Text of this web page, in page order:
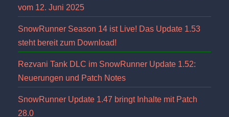
vom 12. Juni 2025
SnowRunner Season 14 ist Live! Das Update 1.53
steht bereit zum Download!
Rezvani Tank DLC im SnowRunner Update 1.52:
Neuerungen und Patch Notes
SnowRunner Update 1.47 bringt Inhalte mit Patch
28.0